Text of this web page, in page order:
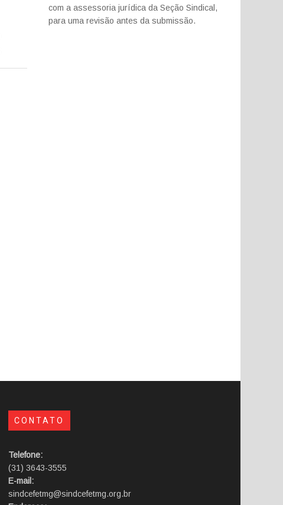
com a assessoria jurídica da Seção Sindical,
para uma revisão antes da submissão.
CONTATO
Telefone:
(31) 3643-3555
E-mail:
sindcefetmg@sindcefetmg.org.br